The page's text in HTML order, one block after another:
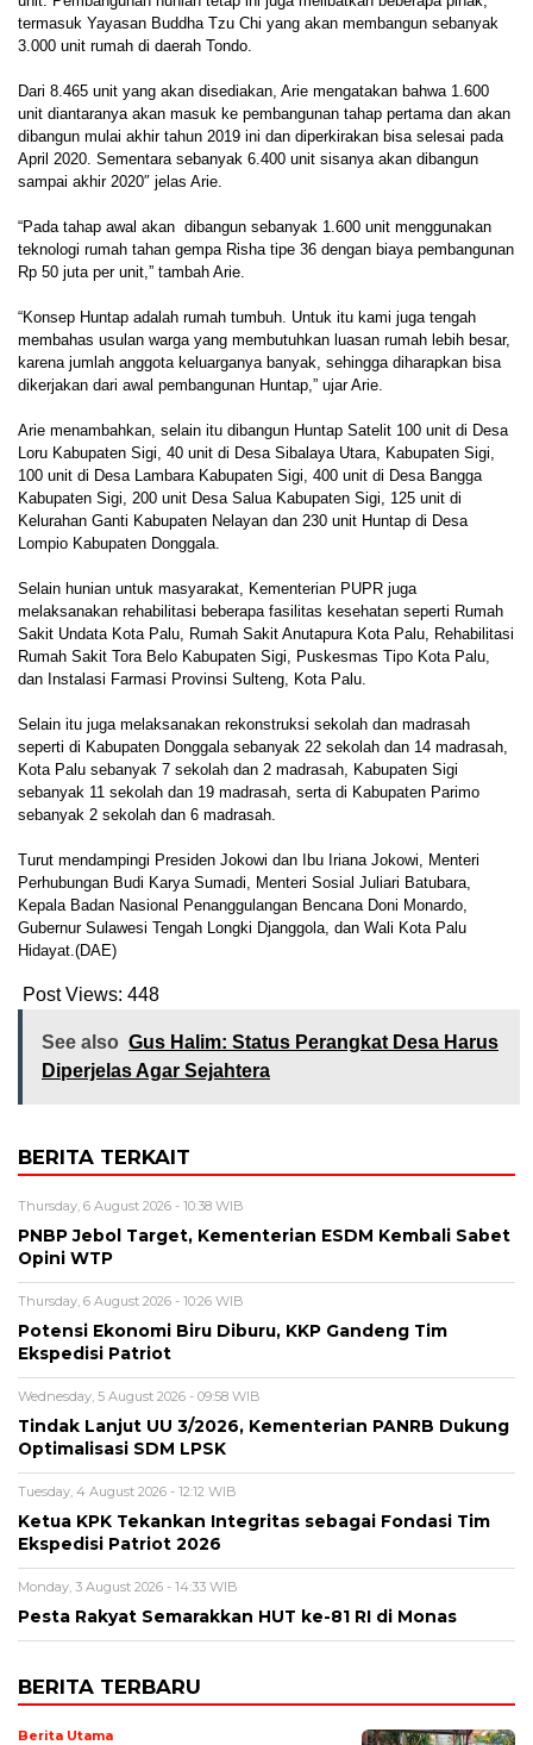
termasuk Yayasan Buddha Tzu Chi yang akan membangun sebanyak
3.000 unit rumah di daerah Tondo.
Dari 8.465 unit yang akan disediakan, Arie mengatakan bahwa 1.600
unit diantaranya akan masuk ke pembangunan tahap pertama dan akan
dibangun mulai akhir tahun 2019 ini dan diperkirakan bisa selesai pada
April 2020. Sementara sebanyak 6.400 unit sisanya akan dibangun
sampai akhir 2020″ jelas Arie.
“Pada tahap awal akan dibangun sebanyak 1.600 unit menggunakan
teknologi rumah tahan gempa Risha tipe 36 dengan biaya pembangunan
Rp 50 juta per unit,” tambah Arie.
“Konsep Huntap adalah rumah tumbuh. Untuk itu kami juga tengah
membahas usulan warga yang membutuhkan luasan rumah lebih besar,
karena jumlah anggota keluarganya banyak, sehingga diharapkan bisa
dikerjakan dari awal pembangunan Huntap,” ujar Arie.
Arie menambahkan, selain itu dibangun Huntap Satelit 100 unit di Desa
Loru Kabupaten Sigi, 40 unit di Desa Sibalaya Utara, Kabupaten Sigi,
100 unit di Desa Lambara Kabupaten Sigi, 400 unit di Desa Bangga
Kabupaten Sigi, 200 unit Desa Salua Kabupaten Sigi, 125 unit di
Kelurahan Ganti Kabupaten Nelayan dan 230 unit Huntap di Desa
Lompio Kabupaten Donggala.
Selain hunian untuk masyarakat, Kementerian PUPR juga
melaksanakan rehabilitasi beberapa fasilitas kesehatan seperti Rumah
Sakit Undata Kota Palu, Rumah Sakit Anutapura Kota Palu, Rehabilitasi
Rumah Sakit Tora Belo Kabupaten Sigi, Puskesmas Tipo Kota Palu,
dan Instalasi Farmasi Provinsi Sulteng, Kota Palu.
Selain itu juga melaksanakan rekonstruksi sekolah dan madrasah
seperti di Kabupaten Donggala sebanyak 22 sekolah dan 14 madrasah,
Kota Palu sebanyak 7 sekolah dan 2 madrasah, Kabupaten Sigi
sebanyak 11 sekolah dan 19 madrasah, serta di Kabupaten Parimo
sebanyak 2 sekolah dan 6 madrasah.
Turut mendampingi Presiden Jokowi dan Ibu Iriana Jokowi, Menteri
Perhubungan Budi Karya Sumadi, Menteri Sosial Juliari Batubara,
Kepala Badan Nasional Penanggulangan Bencana Doni Monardo,
Gubernur Sulawesi Tengah Longki Djanggola, dan Wali Kota Palu
Hidayat.(DAE)
Post Views: 448
See also Gus Halim: Status Perangkat Desa Harus
Diperjelas Agar Sejahtera
BERITA TERKAIT
Thursday, 6 August 2026 - 10:38 WIB
PNBP Jebol Target, Kementerian ESDM Kembali Sabet
Opini WTP
Thursday, 6 August 2026 - 10:26 WIB
Potensi Ekonomi Biru Diburu, KKP Gandeng Tim
Ekspedisi Patriot
Wednesday, 5 August 2026 - 09:58 WIB
Tindak Lanjut UU 3/2026, Kementerian PANRB Dukung
Optimalisasi SDM LPSK
Tuesday, 4 August 2026 - 12:12 WIB
Ketua KPK Tekankan Integritas sebagai Fondasi Tim
Ekspedisi Patriot 2026
Monday, 3 August 2026 - 14:33 WIB
Pesta Rakyat Semarakkan HUT ke-81 RI di Monas
BERITA TERBARU
Berita Utama